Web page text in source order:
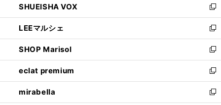
で
開
く
ド
ウ
で
開
く
ィ
ン
ド
ウ
で
開
く
い
ウ
ィ
ン
ド
ウ
で
開
く
SHUEISHA VOX
新
し
い
ウ
ィ
ン
ド
ウ
で
開
LEEマルシェ
新
し
い
ウ
ィ
ン
ド
ウ
SHOP Marisol
新
し
い
ウ
ィ
eclat premium
新
し
い
mirabella
新